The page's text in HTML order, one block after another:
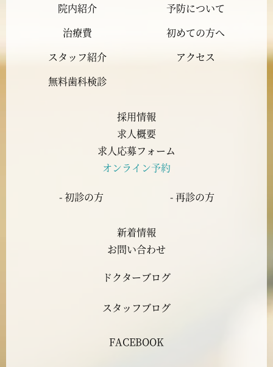
2023年11月
2023年8月
2023年7月
2023年4月
2023年3月
2023年2月
2023年1月
院内紹介
予防について
治療費
初めての方へ
スタッフ紹介
アクセス
無料歯科検診
採用情報
求人概要
求人応募フォーム
オンライン予約
- 初診の方 - 再診の方
新着情報
お問い合わせ
ドクターブログ
スタッフブログ
FACEBOOK